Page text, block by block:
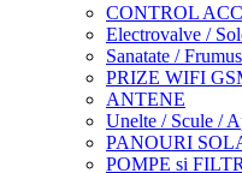
CONTROL
Electrovalve /
Sanatate /
PRIZE WIFI
ANTENE
Unelte / Scule /
PANOURI
POMPE si